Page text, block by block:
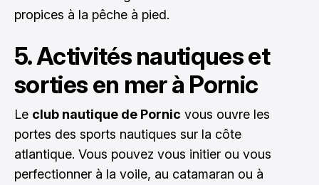
propices à la pêche à pied.
5. Activités nautiques et
sorties en mer à Pornic
Le club nautique de Pornic vous ouvre les
portes des sports nautiques sur la côte
atlantique. Vous pouvez vous initier ou vous
perfectionner à la voile, au catamaran ou à